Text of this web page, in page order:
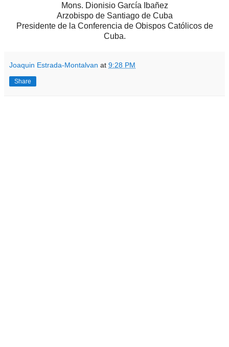
Mons. Dionisio García Ibañez
Arzobispo de Santiago de Cuba
Presidente de la Conferencia de Obispos Católicos de
Cuba.
Joaquin Estrada-Montalvan at 9:28 PM
Share